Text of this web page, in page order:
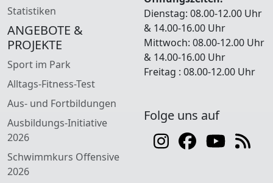
Statistiken
ANGEBOTE &
PROJEKTE
Sport im Park
Alltags-Fitness-Test
Aus- und Fortbildungen
Ausbildungs-Initiative
2026
Schwimmkurs Offensive
2026
Dienstag: 08.00-12.00 Uhr
& 14.00-16.00 Uhr
Mittwoch: 08.00-12.00 Uhr
& 14.00-16.00 Uhr
Freitag : 08.00-12.00 Uhr
Folge uns auf